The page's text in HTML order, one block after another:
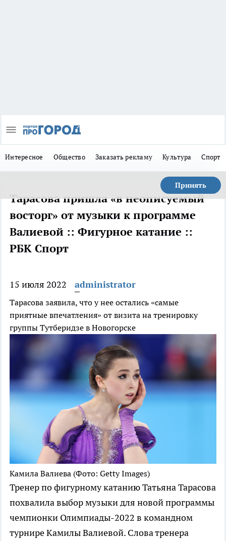
Интересное Общество Заказать рекламу Культура Спорт
Принять
Тарасова пришла «в неописуемый
восторг» от музыки к программе
Валиевой :: Фигурное катание ::
РБК Спорт
15 июля 2022 administrator
Тарасова заявила, что у нее остались «самые
приятные впечатления» от визита на тренировку
группы Тутберидзе в Новогорске
Камила Валиева (Фото: Getty Images)
Тренер по фигурному катанию Татьяна Тарасова
похвалила выбор музыки для новой программы
чемпионки Олимпиады-2022 в командном
турнире Камилы Валиевой. Слова тренера